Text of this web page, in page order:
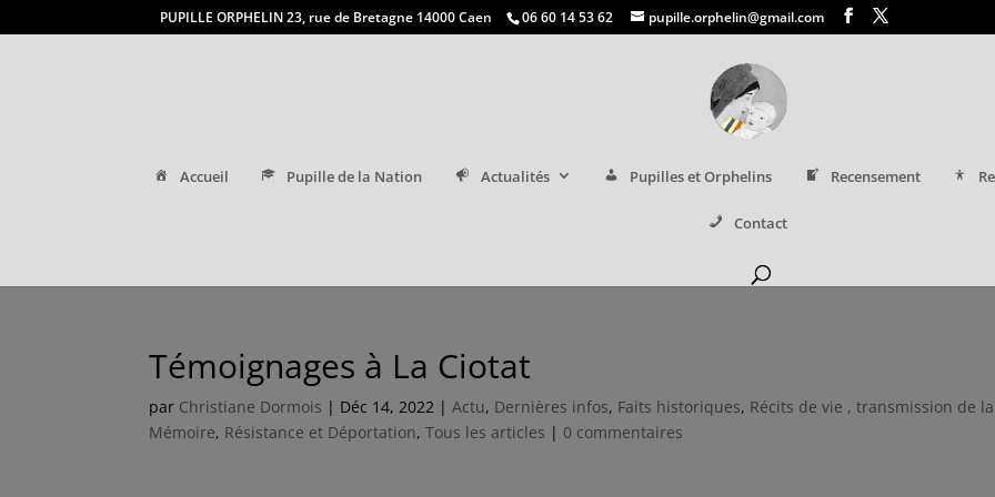
PUPILLE ORPHELIN 23, rue de Bretagne 14000 Caen 06 60 14 53 62 pupille.orphelin@gmail.com
Accueil Pupille de la Nation Actualités Pupilles et Orphelins Recensement
Contact
Témoignages à La Ciotat
par Christiane Dormois | Déc 14, 2022 |Actu, Dernières infos, Faits historiques, Récits de vie , transmission de la
Mémoire, Résistance et Déportation,Tous les articles | 0 commentaires